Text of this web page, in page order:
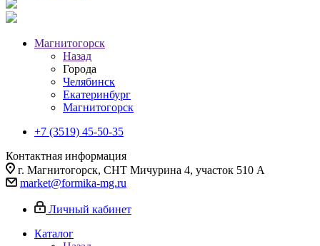
Магнитогорск
Назад
Города
Челябинск
Екатеринбург
Магнитогорск
+7 (3519) 45-50-35
Контактная информация
г. Магнитогорск, СНТ Мичурина 4, участок 510 А
market@formika-mg.ru
Личный кабинет
Каталог